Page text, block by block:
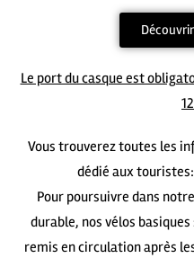
Le port du casque est
Vous trouverez toutes les
dédié aux touristes:
Pour poursuivre dans
durable, nos vélos
remis en circulation après